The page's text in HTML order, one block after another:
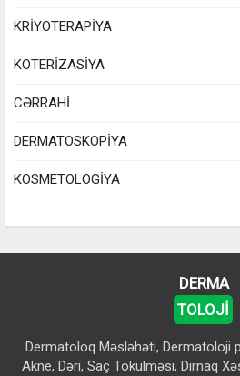
KRİYOTERAPİYA
KOTERİZASİYA
CƏRRAHİ
DERMATOSKOPİYA
KOSMETOLOGİYA
DERMA
TOLOJİ
Dermatoloq Məsləhəti, Dermatoloji
Akne, Dəri, Saç Tökülməsi, Dırnaq